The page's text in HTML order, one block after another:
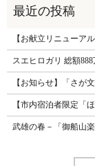
【お献立リニューア
スエヒロガリ 総額
【お知らせ】「さが
【市内宿泊者限定「
武雄の春－「御船山